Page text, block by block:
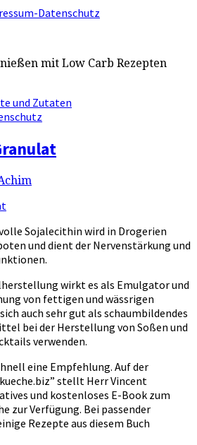
Datenschutz
mit Low Carb Rezepten
und Zutaten
Sojalecithin wird in Drogerien
und dient der Nervenstärkung und
wirkt es als Emulgator und
von fettigen und wässrigen
auch sehr gut als schaumbildendes
bei der Herstellung von Soßen und
verwenden.
eine Empfehlung. Auf der
stellt Herr Vincent
und kostenloses E-Book zum
zur Verfügung. Bei passender
Rezepte aus diesem Buch